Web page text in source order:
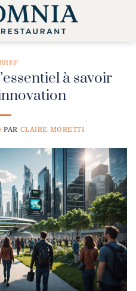
à savoir
PAR CLAIRE MORETTI